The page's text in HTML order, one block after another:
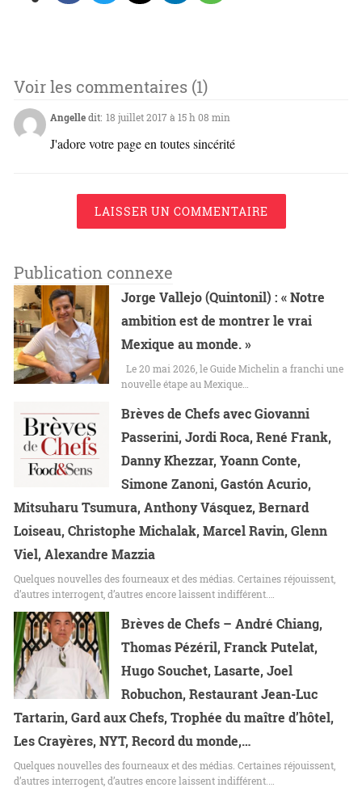
Voir les commentaires (1)
Angelledit: 18 juillet 2017 à 15 h 08 min
J'adore votre page en toutes sincérité
LAISSER UN COMMENTAIRE
Publication connexe
Jorge Vallejo (Quintonil) : « Notre
ambition est de montrer le vrai
Mexique au monde. »
Le 20 mai 2026, le Guide Michelin a franchi une
nouvelle étape au Mexique…
Brèves de Chefs avec Giovanni
Passerini, Jordi Roca, René Frank,
Danny Khezzar, Yoann Conte,
Simone Zanoni, Gastón Acurio,
Mitsuharu Tsumura, Anthony Vásquez, Bernard
Loiseau, Christophe Michalak, Marcel Ravin, Glenn
Viel, Alexandre Mazzia
Quelques nouvelles des fourneaux et des médias. Certaines réjouissent,
d’autres interrogent, d’autres encore laissent indifférent.…
Brèves de Chefs – André Chiang,
Thomas Pézéril, Franck Putelat,
Hugo Souchet, Lasarte, Joel
Robuchon, Restaurant Jean-Luc
Tartarin, Gard aux Chefs, Trophée du maître d’hôtel,
Les Crayères, NYT, Record du monde,…
Quelques nouvelles des fourneaux et des médias. Certaines réjouissent,
d’autres interrogent, d’autres encore laissent indifférent.…